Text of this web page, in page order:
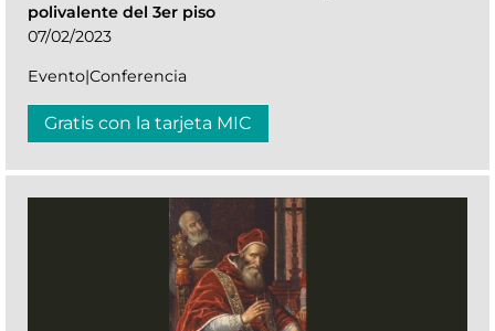
polivalente del 3er piso
07/02/2023
Evento|Conferencia
Gratis con la tarjeta MIC